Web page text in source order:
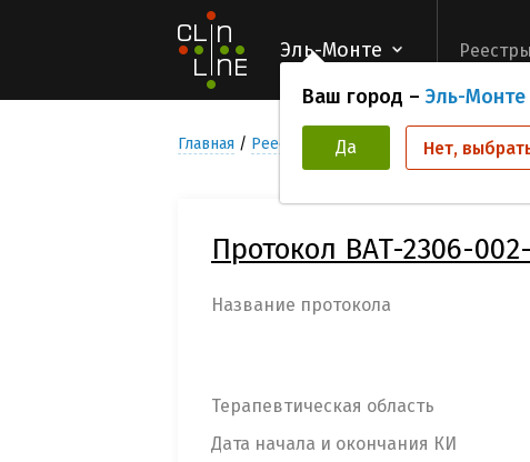
Эль-Монте
Ваш город – Эль-Монте
Да Нет,
Главная Реестр Клинических исследований
Протокол BAT-2306-
Название протокола
Терапевтическая область
Дата начала и окончания КИ